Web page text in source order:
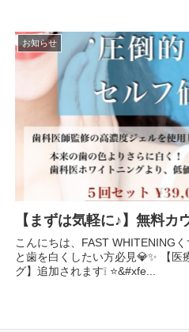
お知らせ
【まずは気軽に♪】無料カ
こんにちは、FAST WHITENINGくずは店
と歯を白くしたい方必見💎✨ 【医
グ】追加されます❕ ⭐&#xfe...